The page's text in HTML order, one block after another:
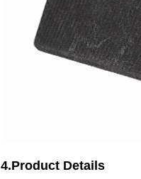
4.Product Details